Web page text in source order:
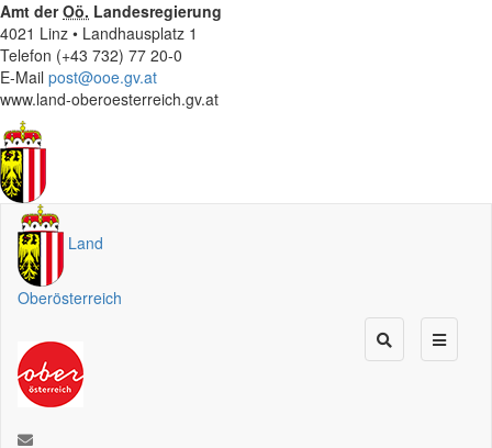
Amt derOö. Landesregierung
4021 Linz • Landhausplatz 1
Telefon (+43 732) 77 20-0
E-Mail post@ooe.gv.at
www.land-oberoesterreich.gv.at
Land
Oberösterreich